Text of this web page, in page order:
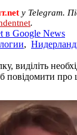
у Telegram.
.
в Google News
,
виділіть
повідомити про